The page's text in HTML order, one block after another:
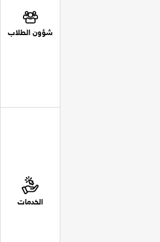
شؤون الطلاب
الخدمات